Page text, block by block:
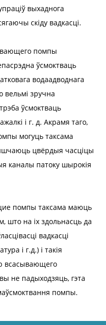
выхаднога
скіду вадкасці.
помпы
ўсмоктваць
водаадводнага
вельмі зручна
ўсмоктваць
і г. д. Акрамя таго,
могуць таксама
цвёрдыя часціцы
каналы патоку шырокія
помпы таксама маюць
што на іх здольнасць да
вадкасці
і г.д.) і такія
всасывающего
не падыходзяць, гэта
помпы.